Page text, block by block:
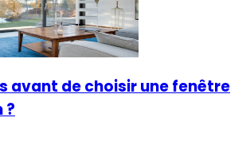
avant de choisir une fenêtre
?